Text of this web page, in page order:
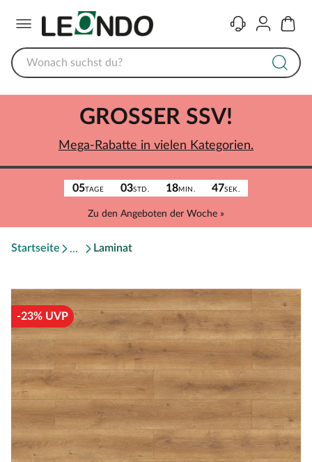
KontaktKonto
05TAGE 03STD. 18MIN. 47SEK.
Zu den Angeboten der Woche »
GROSSER SSV!
Mega-Rabatte in vielen Kategorien.
Startseite Laminat
-23% UVP